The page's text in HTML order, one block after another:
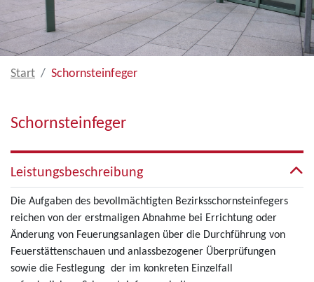
Start Schornsteinfeger
Schornsteinfeger
Leistungsbeschreibung
Die Aufgaben des bevollmächtigten Bezirksschornsteinfegers
reichen von der erstmaligen Abnahme bei Errichtung oder
Änderung von Feuerungsanlagen über die Durchführung von
Feuerstättenschauen und anlassbezogener Überprüfungen
sowie die Festlegung der im konkreten Einzelfall